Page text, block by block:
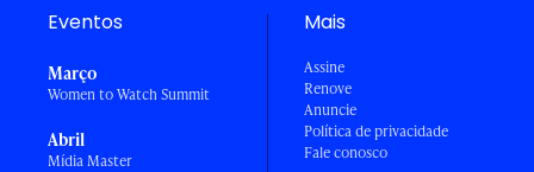
Eventos
Março
Women to Watch Summit
Abril
Mídia Master
Mais
Assine
Renove
Anuncie
Política de privacidade
Fale conosco